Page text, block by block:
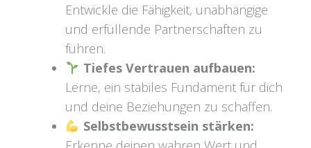
Entwickle die Fähigkeit, unabhängige
und erfüllende Partnerschaften zu
führen.
Tiefes Vertrauen aufbauen:
Lerne, ein stabiles Fundament für dich
und deine Beziehungen zu schaffen.
Selbstbewusstsein stärken: